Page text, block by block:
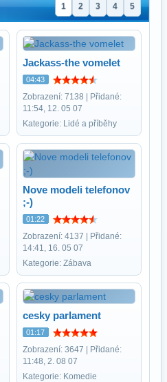
1 2 3 4 5
Jackass-the vomelet
04:43
Zobrazení: 7138 | Přidané:
11:54, 12. 05 07
Kategorie: Lidé a příběhy
Nove modeli telefonov
;-)
01:22
Zobrazení: 4137 | Přidané:
14:41, 16. 05 07
Kategorie: Zábava
cesky parlament
01:17
Zobrazení: 3647 | Přidané:
11:48, 2. 08 07
Kategorie: Komedie